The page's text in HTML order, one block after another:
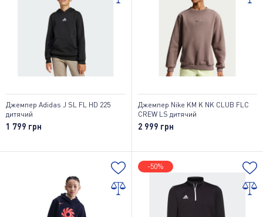
Джемпер Adidas J SL FL HD 225
дитячий
1 799 грн
Джемпер Nike KM K NK CLUB FLC
CREW LS дитячий
2 999 грн
-50%